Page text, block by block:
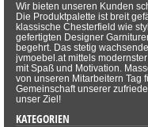
Wir bieten unseren Kunden
Die Produktpalette ist breit
klassische Chesterfield wie
gefertigten Designer
begehrt. Das stetig
jvmoebel.at mittels
mit Spaß und Motivation.
von unseren Mitarbeitern Tag
Gemeinschaft unserer
unser Ziel!
KATEGORIEN